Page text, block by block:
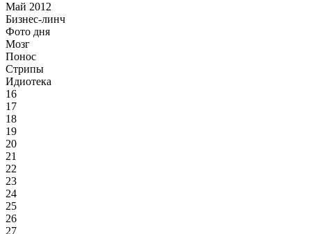
Май 2012
Бизнес-линч
Фото дня
Мозг
Понос
Стрипы
Идиотека
16
17
18
19
20
21
22
23
24
25
26
27